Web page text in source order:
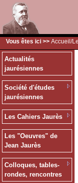
Vous êtes ici >> Accueil /
Actualités
jaurésiennes
Société d'études
jaurésiennes
Les Cahiers Jaurès
Les "Oeuvres" de
Jean Jaurès
Colloques, tables-
rondes, rencontres